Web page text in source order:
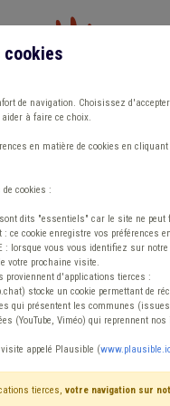
Publications
cookies
de navigation. Choisissez
aider à faire ce choix.
en matière de cookies en
cookies :
dits "essentiels" car le site ne
: ce cookie enregistre vos
: lorsque vous vous identifiez sur
votre prochaine visite.
proviennent d'applications tierces :
stocke un cookie permettant de
qui présentent les communes
(YouTube, Viméo) qui reprennent
appelé Plausible (
tierces, votre navigation sur